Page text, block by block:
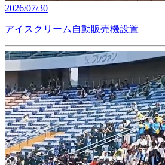
2026/07/30
アイスクリーム自動販売機設置